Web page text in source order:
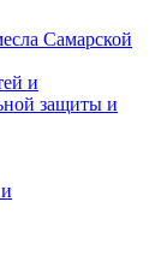
Самарской
и
защиты и